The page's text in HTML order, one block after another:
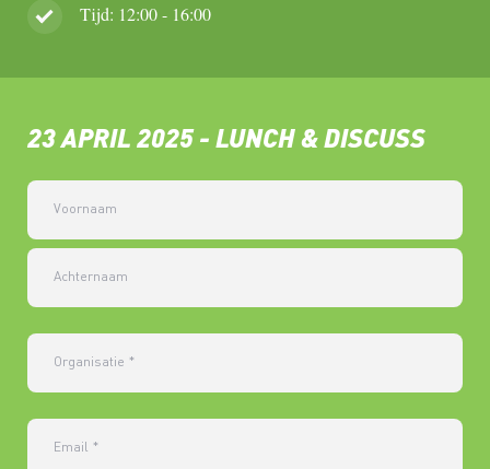
Tijd: 12:00 - 16:00
23 APRIL 2025 - LUNCH & DISCUSS
Voornaam
Achternaam
Organisatie *
Email *